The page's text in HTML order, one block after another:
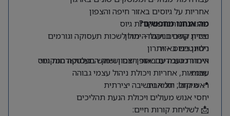
אחריות על גיוסים באזור חיפה והצפון
פיתוח והרחבת מקורות גיוס
יצירת קשרים ועבודה מול לשכות תעסוקה וגורמים
רלוונטיים באזור
איתור מועמדים באופן יזום ושימוש בפלטפורמות גיוס
שונות
מה אנחנו מחפשים?
ניסיון קודם בניהול – יתרון
ניסיון בגיוס – יתרון
היכרות טובה עם אזור הצפון ושוק התעסוקה המקומי
עצמאות, אחריות ויכולת ניהול עצמי גבוהה
ראש גדול, יוזמה וחשיבה יצירתית
יחסי אנוש מעולים ויכולת הנעת תהליכים
📍 מיקום: תל אביב
📩 לשליחת קורות חיים: